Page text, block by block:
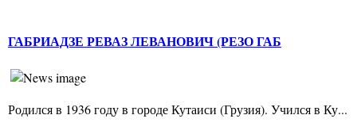
ГАБРИАДЗЕ РЕВАЗ ЛЕВАНОВИЧ (РЕЗО ГАБ
Родился в 1936 году в городе Кутаиси (Грузия). Учился в Ку...